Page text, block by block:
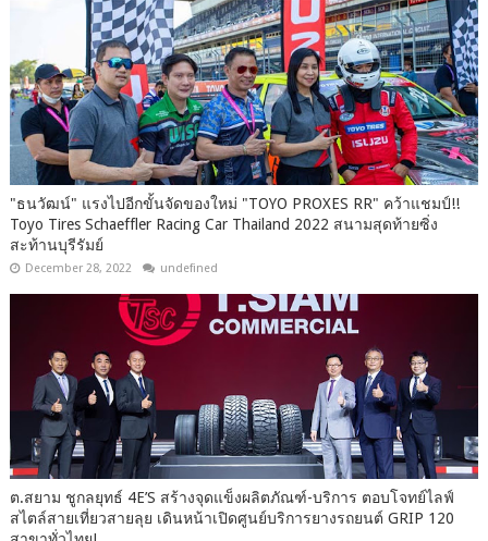
"ธนวัฒน์" แรงไปอีกขั้นจัดของใหม่ "TOYO PROXES RR" คว้าแชมป์!!
Toyo Tires Schaeffler Racing Car Thailand 2022 สนามสุดท้ายซิ่ง
สะท้านบุรีรัมย์
December 28, 2022 undefined
ต.สยาม ชูกลยุทธ์ 4E’S สร้างจุดแข็งผลิตภัณฑ์-บริการ ตอบโจทย์ไลฟ์
สไตล์สายเที่ยวสายลุย เดินหน้าเปิดศูนย์บริการยางรถยนต์ GRIP 120